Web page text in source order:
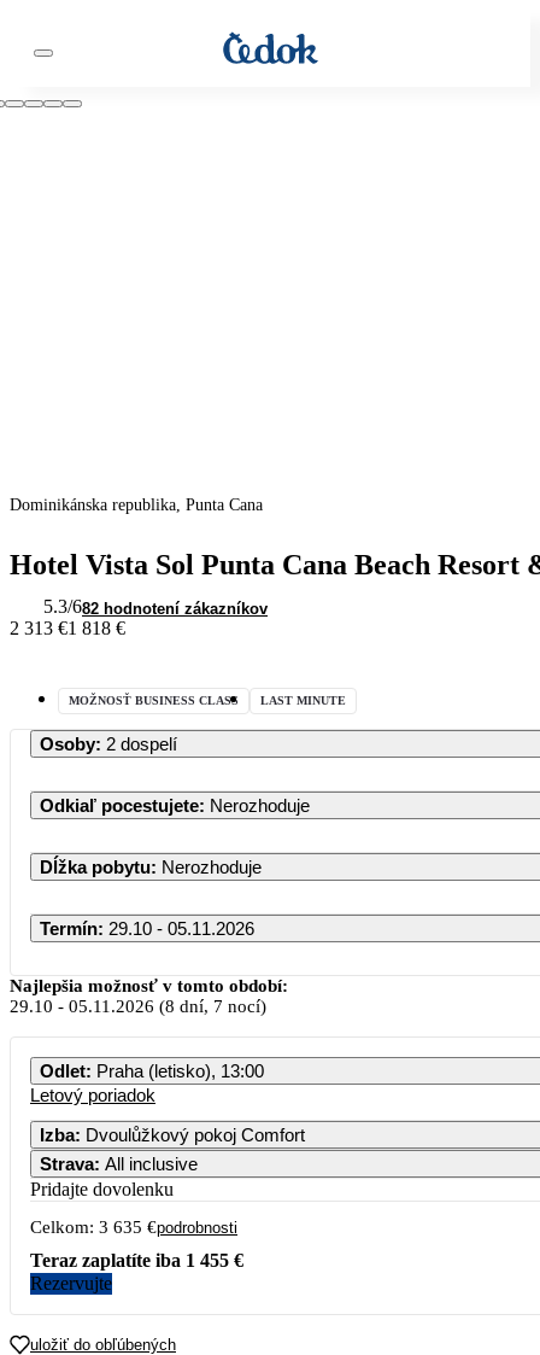
Dominikánska republika, Punta Cana
Hotel Vista Sol Punta Cana Beach Resort
5.3/682 hodnotení zákazníkov
2 313 €1 818 €
MOŽNOSŤ BUSINESS CLASS LAST MINUTE
Osoby: 2 dospelí
Odkiaľ pocestujete: Nerozhoduje
Dĺžka pobytu: Nerozhoduje
Termín: 29.10 - 05.11.2026
Najlepšia možnosť v tomto období:
29.10 - 05.11.2026 (8 dní, 7 nocí)
Odlet: Praha (letisko), 13:00
Letový poriadok
Izba: Dvoulůžkový pokoj Comfort
Strava: All inclusive
Pridajte dovolenku
Celkom: 3 635 €podrobnosti
Teraz zaplatíte iba 1 455 €
Rezervujte
uložiť do obľúbených